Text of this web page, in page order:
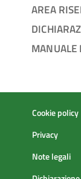
AREA
MANUALE
Cookie policy
Privacy
Note legali